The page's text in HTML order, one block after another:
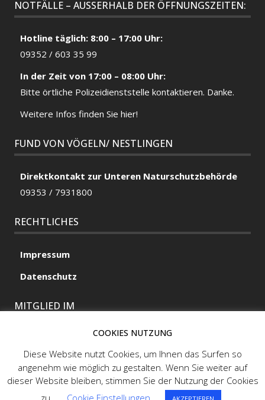
NOTFÄLLE – AUSSERHALB DER ÖFFNUNGSZEITEN:
Hotline täglich: 8:00 – 17:00 Uhr:
09352 / 603 35 99
In der Zeit von 17:00 – 08:00 Uhr:
Bitte örtliche Polizeidienststelle kontaktieren. Danke.
Weitere Infos finden Sie hier!
FUND VON VÖGELN/ NESTLINGEN
Direktkontakt zur Unteren Naturschutzbehörde
09353 / 7931800
RECHTLICHES
Impressum
Datenschutz
MITGLIED IM
MITGLIED IM
COOKIES NUTZUNG
Diese Website nutzt Cookies, um Ihnen das Surfen so
angenehm wie möglich zu gestalten. Wenn Sie weiter auf
dieser Website bleiben, stimmen Sie der Nutzung der Cookies
zu.
Cookie Einstellungen